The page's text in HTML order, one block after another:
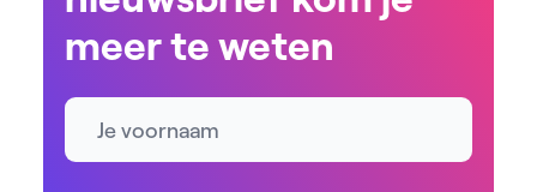
meer te weten
Naam